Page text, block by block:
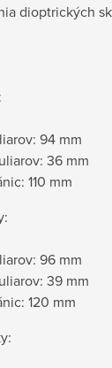
dioptrických
94 mm
36 mm
110 mm
96 mm
39 mm
120 mm